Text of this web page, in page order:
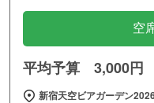
空
平均予算 3,000円
新宿天空ビアガーデン